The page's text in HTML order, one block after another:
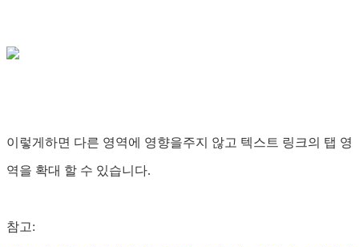
이렇게하면 다른 영역에 영향을주지 않고 텍스트 링크의 탭 영
역을 확대 할 수 있습니다.
참고: